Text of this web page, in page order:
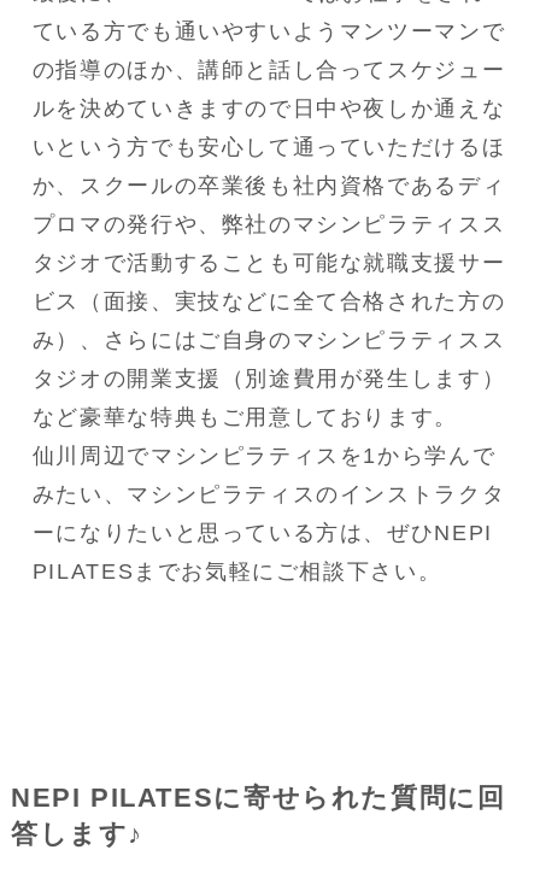
ている方でも通いやすいようマンツーマンで
の指導のほか、講師と話し合ってスケジュー
ルを決めていきますので日中や夜しか通えな
いという方でも安心して通っていただけるほ
か、スクールの卒業後も社内資格であるディ
プロマの発行や、弊社のマシンピラティスス
タジオで活動することも可能な就職支援サー
ビス（面接、実技などに全て合格された方の
み）、さらにはご自身のマシンピラティスス
タジオの開業支援（別途費用が発生します）
など豪華な特典もご用意しております。
仙川周辺でマシンピラティスを1から学んで
みたい、マシンピラティスのインストラクタ
ーになりたいと思っている方は、ぜひNEPI
PILATESまでお気軽にご相談下さい。
NEPI PILATESに寄せられた質問に回
答します♪